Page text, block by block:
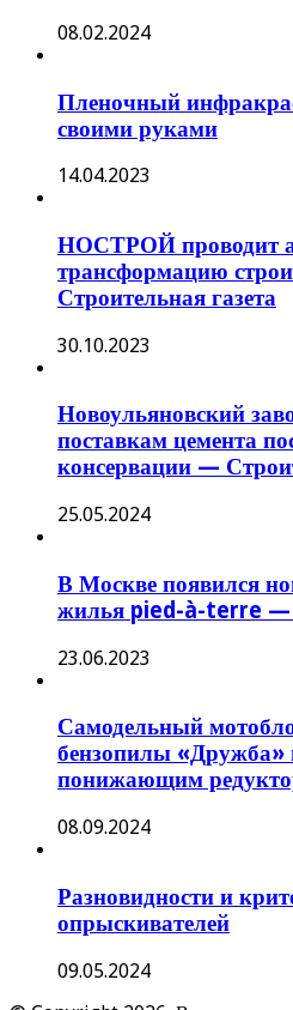
08.02.2024
Пленочный
своими руками
14.04.2023
НОСТРОЙ проводит
трансформацию
Строительная газета
30.10.2023
Новоульяновский
поставкам цемента
консервации —
25.05.2024
В Москве появился
жилья pied-à-terre —
23.06.2023
Самодельный
бензопилы «Дружба»
понижающим
08.09.2024
Разновидности и
опрыскивателей
09.05.2024